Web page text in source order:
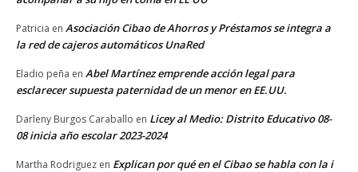
Patricia en Asociación Cibao de Ahorros y Préstamos se integra a
la red de cajeros automáticos UnaRed
Eladio peña en Abel Martínez emprende acción legal para
esclarecer supuesta paternidad de un menor en EE.UU.
Darleny Burgos Caraballo en Licey al Medio: Distrito Educativo 08-
08 inicia año escolar 2023-2024
Martha Rodriguez en Explican por qué en el Cibao se habla con la i